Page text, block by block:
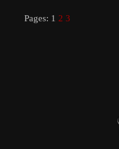
Pages: 1 2 3